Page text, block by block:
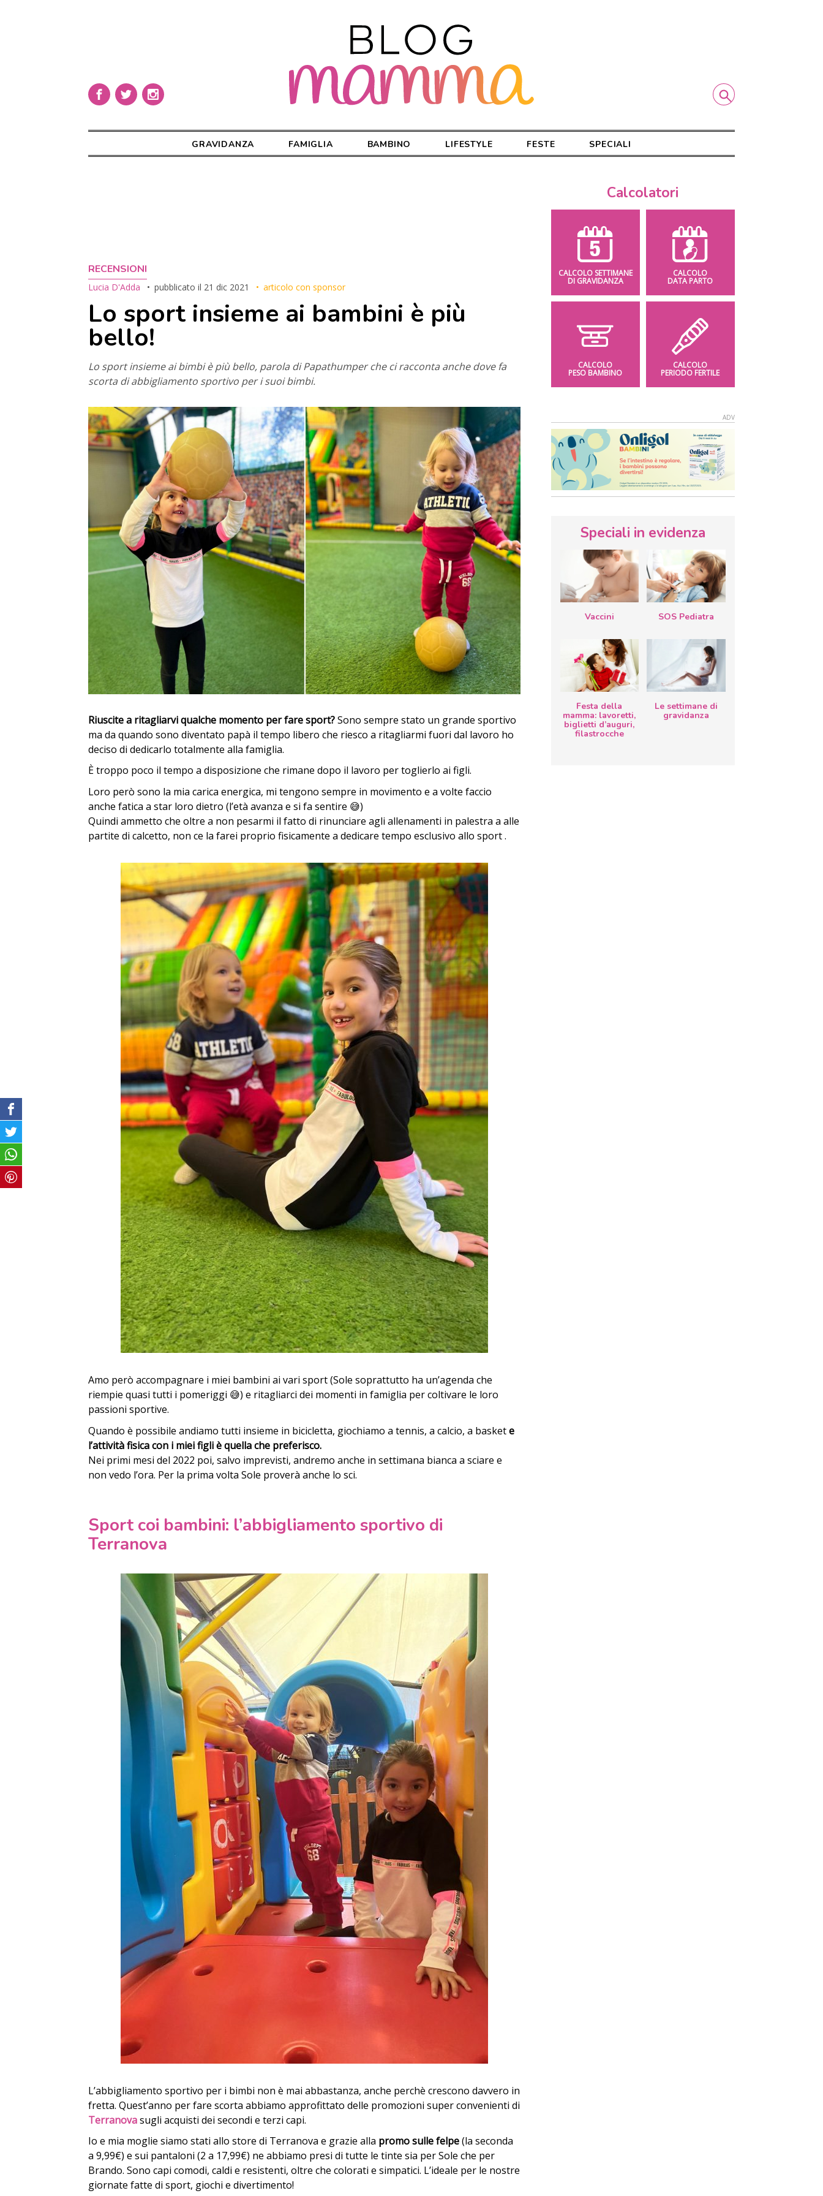
GRAVIDANZA FAMIGLIA BAMBINO LIFESTYLE FESTE SPECIALI
RECENSIONI
Lucia D'Adda pubblicato il 21 dic 2021 articolo con sponsor
Lo sport insieme ai bambini è più
bello!
Lo sport insieme ai bimbi è più bello, parola di Papathumper che ci racconta anche dove fa
scorta di abbigliamento sportivo per i suoi bimbi.
Riuscite a ritagliarvi qualche momento per fare sport?Sono sempre stato un grande sportivo
ma da quando sono diventato papà il tempo libero che riesco a ritagliarmi fuori dal lavoro ho
deciso di dedicarlo totalmente alla famiglia.
È troppo poco il tempo a disposizione che rimane dopo il lavoro per toglierlo ai figli.
Loro però sono la mia carica energica, mi tengono sempre in movimento e a volte faccio
anche fatica a star loro dietro (l’età avanza e si fa sentire 😅)
Quindi ammetto che oltre a non pesarmi il fatto di rinunciare agli allenamenti in palestra a alle
partite di calcetto, non ce la farei proprio fisicamente a dedicare tempo esclusivo allo sport .
Amo però accompagnare i miei bambini ai vari sport (Sole soprattutto ha un’agenda che
riempie quasi tutti i pomeriggi 😅) e ritagliarci dei momenti in famiglia per coltivare le loro
passioni sportive.
Quando è possibile andiamo tutti insieme in bicicletta, giochiamo a tennis, a calcio, a baskete
l’attività fisica con i miei figli è quella che preferisco.
Nei primi mesi del 2022 poi, salvo imprevisti, andremo anche in settimana bianca a sciare e
non vedo l’ora. Per la prima volta Sole proverà anche lo sci.
Sport coi bambini: l’abbigliamento sportivo di
Terranova
L’abbigliamento sportivo per i bimbi non è mai abbastanza, anche perchè crescono davvero in
fretta. Quest’anno per fare scorta abbiamo approfittato delle promozioni super convenienti di
Terranova sugli acquisti dei secondi e terzi capi.
Io e mia moglie siamo stati allo store di Terranova e grazie alla promo sulle felpe(la seconda
a 9,99€) e sui pantaloni (2 a 17,99€) ne abbiamo presi di tutte le tinte sia per Sole che per
Brando. Sono capi comodi, caldi e resistenti, oltre che colorati e simpatici. L’ideale per le nostre
giornate fatte di sport, giochi e divertimento!
Calcolatori
CALCOLO SETTIMANE
DI GRAVIDANZA
CALCOLO
DATA PARTO
CALCOLO
PESO BAMBINO
CALCOLO
PERIODO FERTILE
Speciali in evidenza
Vaccini SOS Pediatra
Festa della
mamma: lavoretti,
biglietti d’auguri,
filastrocche
Le settimane di
gravidanza